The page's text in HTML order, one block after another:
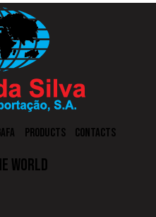
PRODUCTS CONTACTS
WORLD